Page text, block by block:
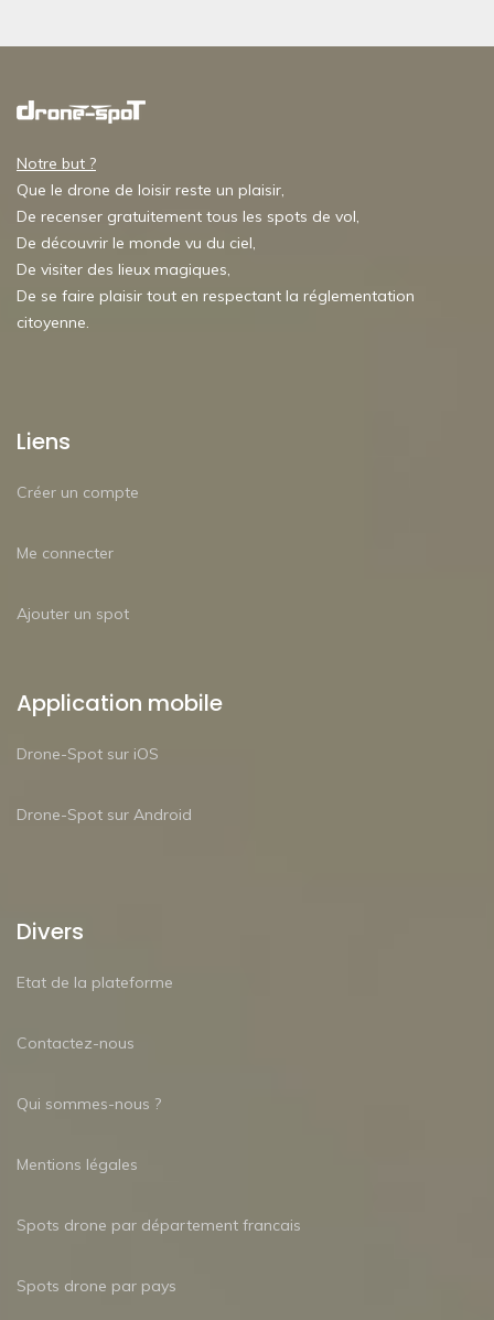
Notre but ?
Que le drone de loisir reste un plaisir,
De recenser gratuitement tous les spots de vol,
De découvrir le monde vu du ciel,
De visiter des lieux magiques,
De se faire plaisir tout en respectant la réglementation
citoyenne.
Liens
Créer un compte
Me connecter
Ajouter un spot
Application mobile
Drone-Spot sur iOS
Drone-Spot sur Android
Divers
Etat de la plateforme
Contactez-nous
Qui sommes-nous ?
Mentions légales
Spots drone par département francais
Spots drone par pays